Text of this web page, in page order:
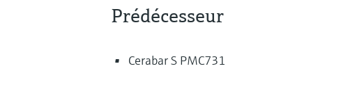
Prédécesseur
Cerabar S PMC731